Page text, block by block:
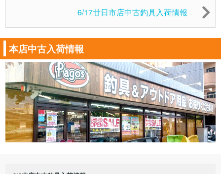
6/17廿日市店中古釣具入荷情報
本店中古入荷情報